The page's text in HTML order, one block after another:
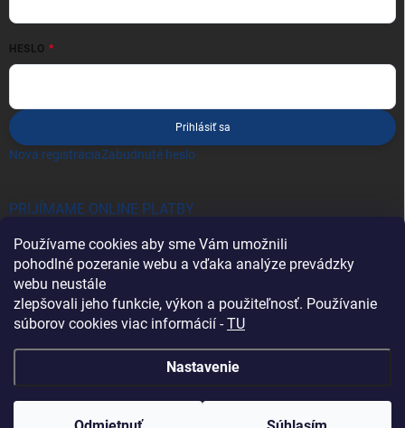
Používame cookies aby sme Vám umožnili
pohodlné pozeranie webu a vďaka analýze prevádzky
webu neustále
zlepšovali jeho funkcie, výkon a použiteľnosť. Používanie
súborov cookies viac informácií -TU
Nastavenie
HESLO
Prihlásiť sa
Nová registráciaZabudnuté heslo
PRIJÍMAME ONLINE PLATBY
Heureka.sk
Copyright 2026 Battery Import SK . Všetky práva vyhradené.